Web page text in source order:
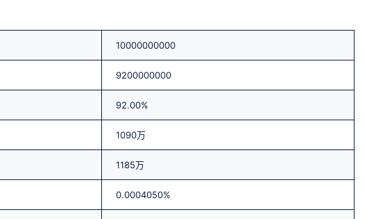
10000000000
9200000000
92.00%
1090万
1185万
0.0004050%